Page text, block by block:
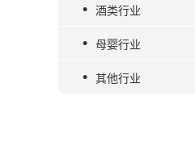
• 酒类行业
• 母婴行业
• 其他行业